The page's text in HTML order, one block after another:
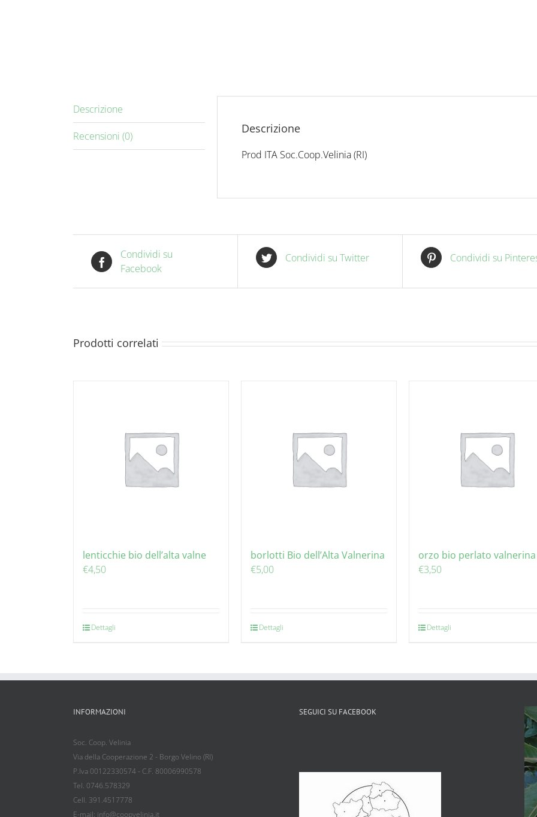
Descrizione
Recensioni (0)
Descrizione
Prod ITA Soc.Coop.Velinia (RI)
Condividi su
Facebook
Condividi su Twitter Condividi su
Prodotti correlati
lenticchie bio dell’alta valne
€4,50
Dettagli
borlotti Bio dell’Alta Valnerina
€5,00
Dettagli
orzo bio perlato
€3,50
Dettagli
INFORMAZIONI
Soc. Coop. Velinia
Via della Cooperazione 2 - Borgo Velino (RI)
P.Iva 00122330574 - C.F. 80006990578
Tel. 0746.578329
Cell. 391.4517778
E-mail: info@coopvelinia.it
SEGUICI SU FACEBOOK